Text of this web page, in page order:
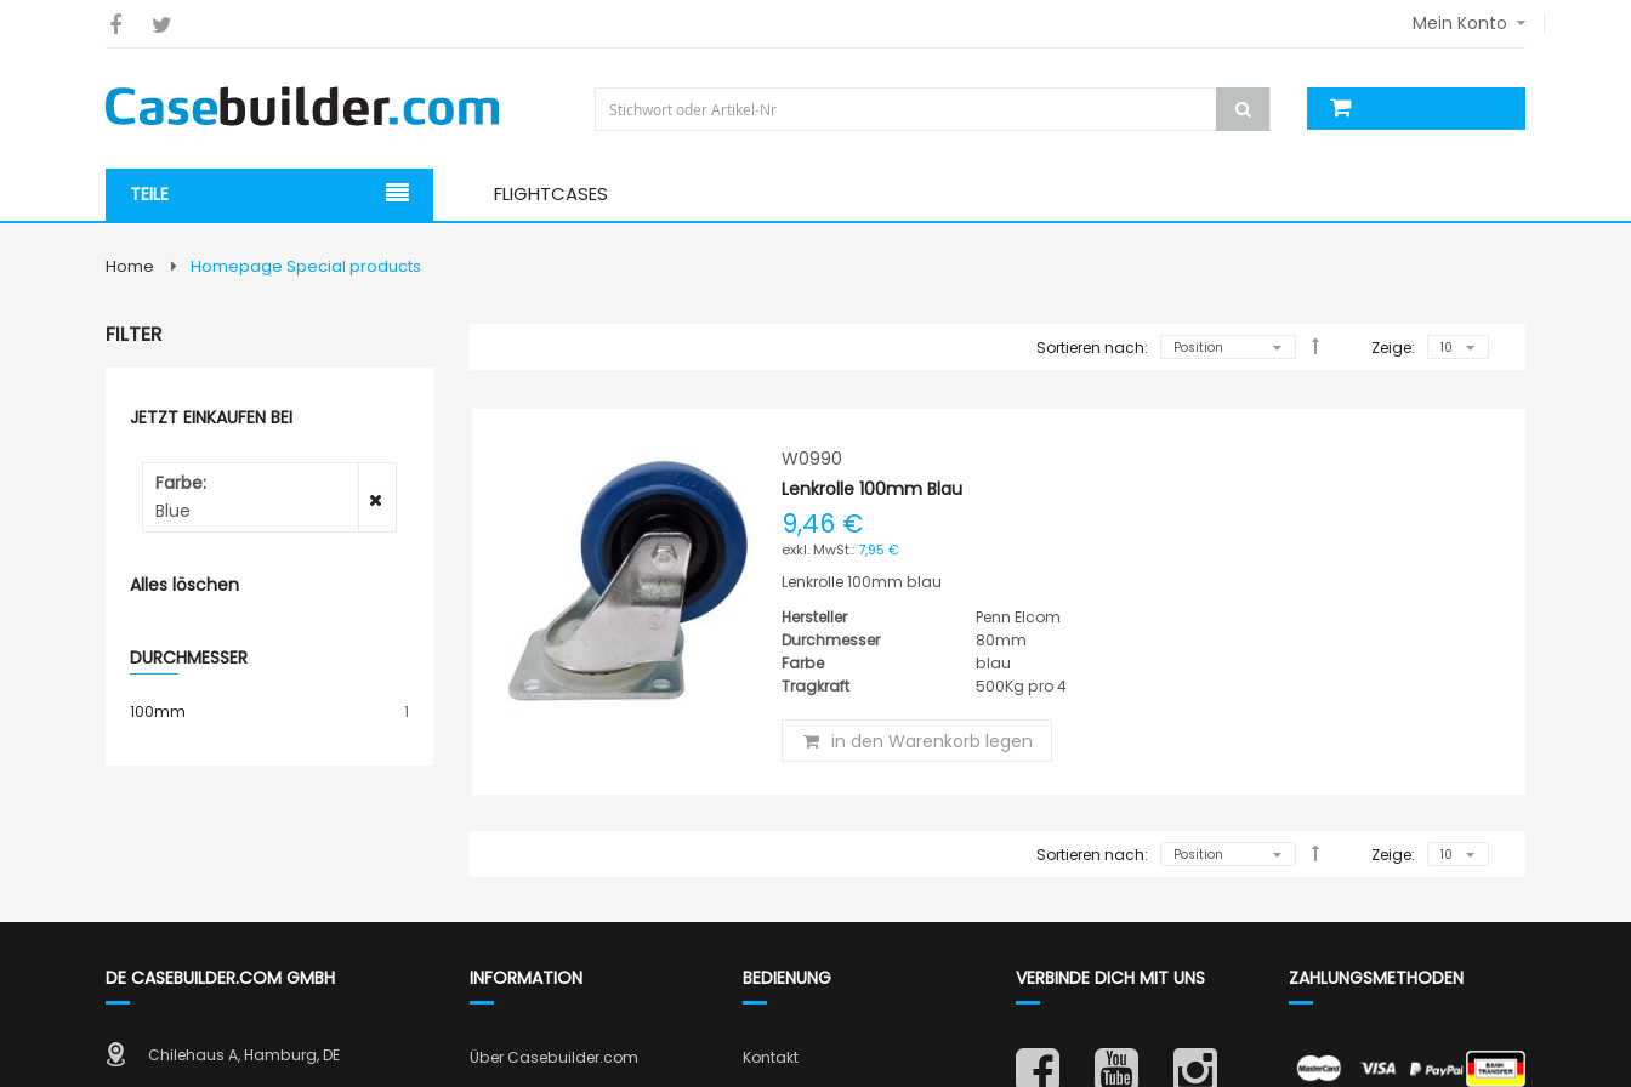
Mein Konto
TEILE FLIGHTCASES
Home Homepage Special products
FILTER
JETZT EINKAUFEN BEI
Farbe
Blue
Alles löschen
DURCHMESSER
100mm 1
Sortieren nach: Zeige:
W0990
Lenkrolle 100mm Blau
9,46 €
7,95 €
Lenkrolle 100mm blau
Hersteller
Penn Elcom
Durchmesser
80mm
Farbe
blau
Tragkraft
500Kg pro 4
in den Warenkorb legen
Sortieren nach: Zeige:
DE CASEBUILDER.COM GMBH
Chilehaus A, Hamburg, DE
INFORMATION
Über Casebuilder.com
BEDIENUNG
Kontakt
VERBINDE DICH MIT UNS ZAHLUNGSMETHODEN